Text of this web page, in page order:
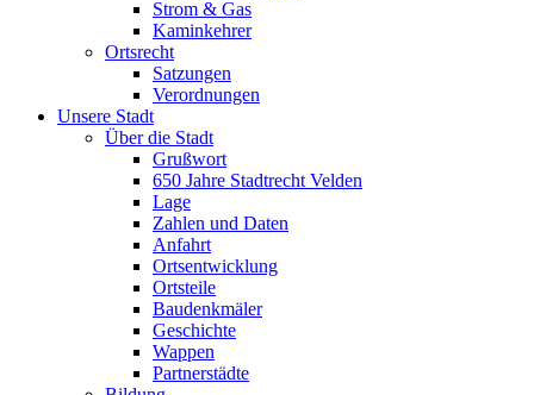
Strom & Gas
Kaminkehrer
Ortsrecht
Satzungen
Verordnungen
Unsere Stadt
Über die Stadt
Grußwort
650 Jahre Stadtrecht Velden
Lage
Zahlen und Daten
Anfahrt
Ortsentwicklung
Ortsteile
Baudenkmäler
Geschichte
Wappen
Partnerstädte